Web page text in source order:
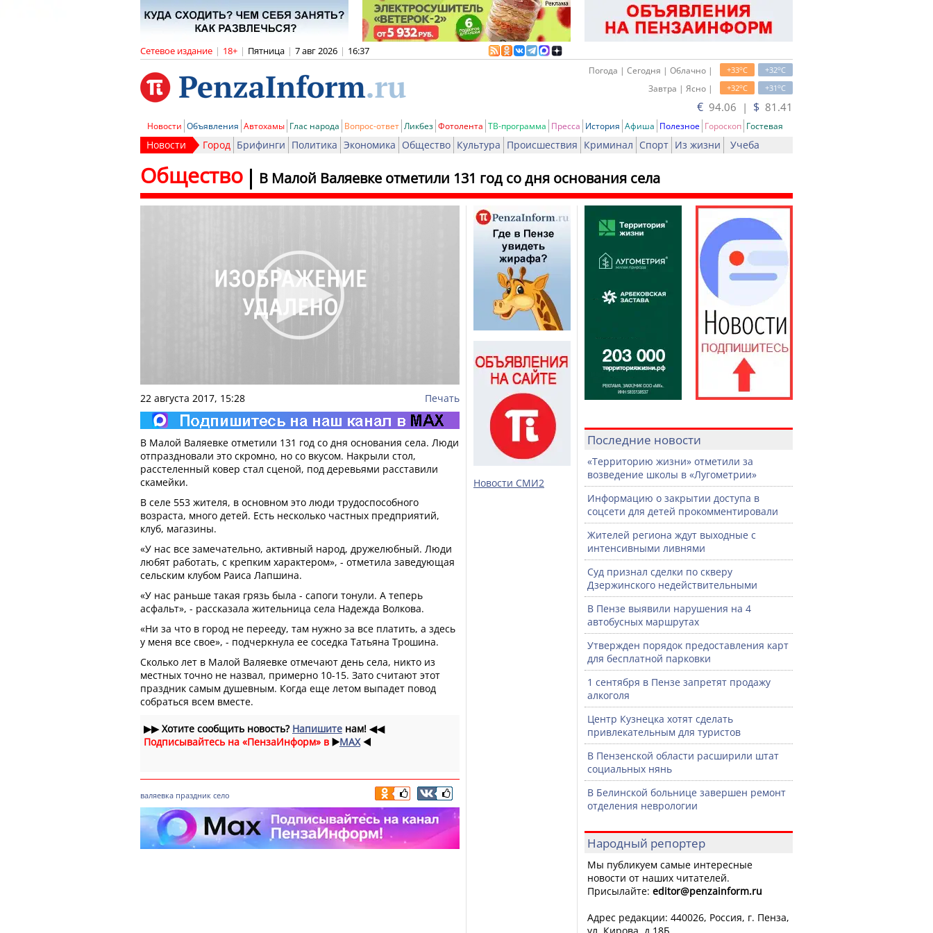
Сетевое издание | 18+ | Пятница | 7 авг 2026 | 16:37
+32oC
+33oC
Погода | Сегодня | Облачно |
+31oC
+32oC
Завтра | Ясно |
€ 94.06 | $ 81.41
Новости Объявления Автохамы Глас народа Вопрос-ответ Ликбез Фотолента ТВ-программа Пресса История Афиша Полезное Гороскоп Гостевая
Новости Город Брифинги Политика Экономика Общество Культура Происшествия Криминал Спорт Из жизни Учеба
В Малой Валяевке отметили 131 год со дня основания села
Общество
22 августа 2017, 15:28 Печать
В Малой Валяевке отметили 131 год со дня основания села. Люди
отпраздновали это скромно, но со вкусом. Накрыли стол,
расстеленный ковер стал сценой, под деревьями расставили
скамейки.
В селе 553 жителя, в основном это люди трудоспособного
возраста, много детей. Есть несколько частных предприятий,
клуб, магазины.
«У нас все замечательно, активный народ, дружелюбный. Люди
любят работать, с крепким характером», - отметила заведующая
сельским клубом Раиса Лапшина.
«У нас раньше такая грязь была - сапоги тонули. А теперь
асфальт», - рассказала жительница села Надежда Волкова.
«Ни за что в город не перееду, там нужно за все платить, а здесь
у меня все свое», - подчеркнула ее соседка Татьяна Трошина.
Сколько лет в Малой Валяевке отмечают день села, никто из
местных точно не назвал, примерно 10-15. Зато считают этот
праздник самым душевным. Когда еще летом выпадет повод
собраться всем вместе.
▶▶Хотите сообщить новость? Напишите нам! ◀◀
Подписывайтесь на «ПензаИнформ» в ▶️MAX ◀️
валяевка праздник село
Новости СМИ2
Последние новости
«Территорию жизни» отметили за
возведение школы в «Лугометрии»
Информацию о закрытии доступа в
соцсети для детей прокомментировали
Жителей региона ждут выходные с
интенсивными ливнями
Суд признал сделки по скверу
Дзержинского недействительными
В Пензе выявили нарушения на 4
автобусных маршрутах
Утвержден порядок предоставления карт
для бесплатной парковки
1 сентября в Пензе запретят продажу
алкоголя
Центр Кузнецка хотят сделать
привлекательным для туристов
В Пензенской области расширили штат
социальных нянь
В Белинской больнице завершен ремонт
отделения неврологии
Народный репортер
Мы публикуем самые интересные
новости от наших читателей.
Присылайте: editor@penzainform.ru
Адрес редакции: 440026, Россия, г. Пенза,